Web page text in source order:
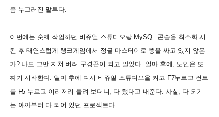
좀 누그러진 말투다.
이번에는 숫제 작업하던 비쥬얼 스튜디오랑 MySQL 콘솔을 최소화 시
킨 후 태연스럽게 랭크게임에서 정글 마스터이로 똥을 싸고 있지 않은
가? 나도 그만 지쳐 버려 구경꾼이 되고 말았다. 얼마 후에, 노인은 또
짜기 시작한다. 얼마 후에 다시 비쥬얼 스튜디오을 켜고 F7누르고 컨트
롤 F5 누르고 이리저리 돌려 보더니, 다 됐다고 내준다. 사실, 다 되기
는 아까부터 다 되어 있던 프로젝트다.